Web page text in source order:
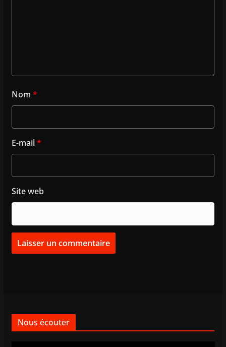
Nom *
E-mail*
Site web
Nous écouter